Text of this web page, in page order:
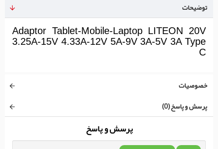
توضیحات
Adaptor Tablet-Mobile-Laptop LITEON 20V
3.25A-15V 4.33A-12V 5A-9V 3A-5V 3A Type
C
خصوصیات
پرسش و پاسخ (0)
پرسش و پاسخ